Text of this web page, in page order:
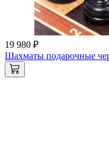
19 980 ₽
Шахматы подарочные